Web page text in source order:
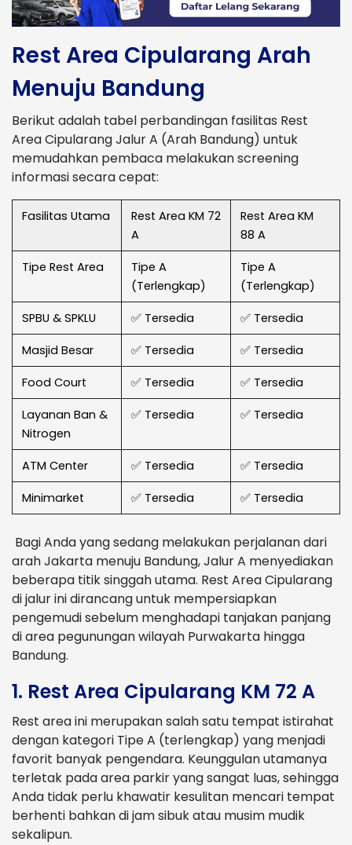
Rest Area Cipularang Arah
Menuju Bandung
Berikut adalah tabel perbandingan fasilitas Rest
Area Cipularang Jalur A (Arah Bandung) untuk
memudahkan pembaca melakukan screening
informasi secara cepat:
Fasilitas Utama
Rest Area KM 72
A
Rest Area KM
88 A
Tipe Rest Area
Tipe A
(Terlengkap)
Tipe A
(Terlengkap)
SPBU & SPKLU ✅ Tersedia ✅ Tersedia
Masjid Besar ✅ Tersedia ✅ Tersedia
Food Court ✅ Tersedia ✅ Tersedia
Layanan Ban &
Nitrogen
✅ Tersedia ✅ Tersedia
ATM Center ✅ Tersedia ✅ Tersedia
Minimarket ✅ Tersedia ✅ Tersedia
Bagi Anda yang sedang melakukan perjalanan dari
arah Jakarta menuju Bandung, Jalur A menyediakan
beberapa titik singgah utama. Rest Area Cipularang
di jalur ini dirancang untuk mempersiapkan
pengemudi sebelum menghadapi tanjakan panjang
di area pegunungan wilayah Purwakarta hingga
Bandung.
1. Rest Area Cipularang KM 72 A
Rest area ini merupakan salah satu tempat istirahat
dengan kategori Tipe A (terlengkap) yang menjadi
favorit banyak pengendara. Keunggulan utamanya
terletak pada area parkir yang sangat luas, sehingga
Anda tidak perlu khawatir kesulitan mencari tempat
berhenti bahkan di jam sibuk atau musim mudik
sekalipun.